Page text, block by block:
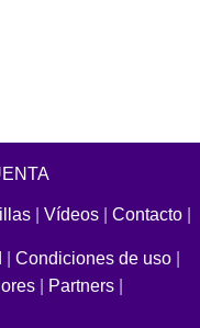
Vídeos Contacto
Condiciones de uso
Partners